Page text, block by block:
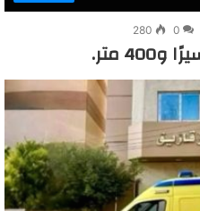
0
280